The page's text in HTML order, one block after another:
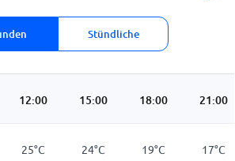
Stündliche
12:00 15:00 18:00 21:00
25°C 24°C 19°C 17°C